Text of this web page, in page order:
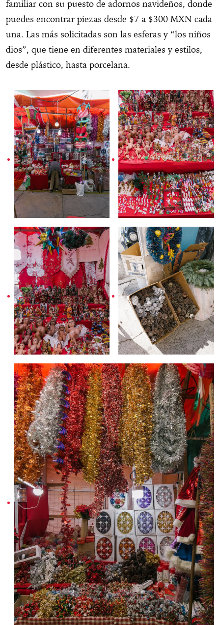
familiar con su puesto de adornos navideños, donde
puedes encontrar piezas desde $7 a $300 MXN cada
una. Las más solicitadas son las esferas y “los niños
dios”, que tiene en diferentes materiales y estilos,
desde plástico, hasta porcelana.